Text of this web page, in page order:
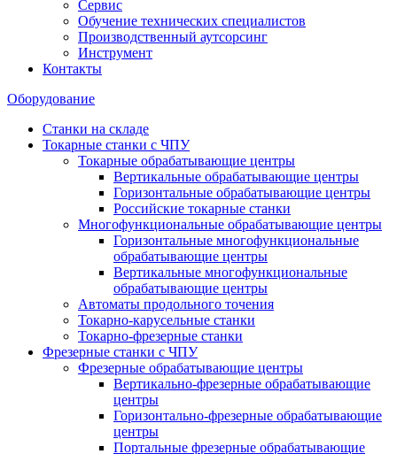
Сервис
Обучение технических специалистов
Производственный аутсорсинг
Инструмент
Контакты
Оборудование
Станки на складе
Токарные станки с ЧПУ
Токарные обрабатывающие центры
Вертикальные обрабатывающие центры
Горизонтальные обрабатывающие центры
Российские токарные станки
Многофункциональные обрабатывающие центры
Горизонтальные многофункциональные
обрабатывающие центры
Вертикальные многофункциональные
обрабатывающие центры
Автоматы продольного точения
Токарно-карусельные станки
Токарно-фрезерные станки
Фрезерные станки с ЧПУ
Фрезерные обрабатывающие центры
Вертикально-фрезерные обрабатывающие
центры
Горизонтально-фрезерные обрабатывающие
центры
Портальные фрезерные обрабатывающие